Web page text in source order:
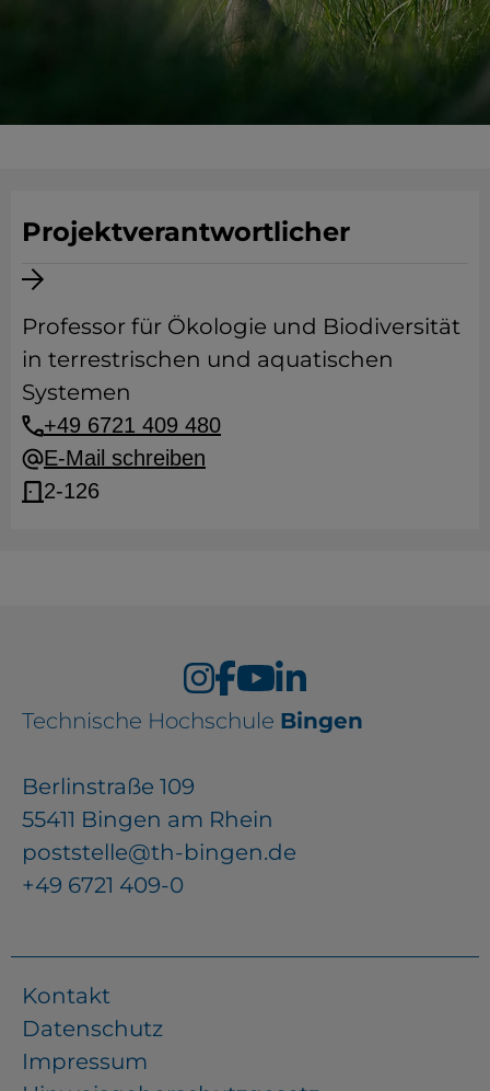
Projektverantwortlicher
Professor für Ökologie und Biodiversität
in terrestrischen und aquatischen
Systemen
+49 6721 409 480
E-Mail schreiben
2-126
Technische Hochschule Bingen
Berlinstraße 109
55411 Bingen am Rhein
poststelle@th-bingen.de
+49 6721 409-0
Kontakt
Datenschutz
Impressum